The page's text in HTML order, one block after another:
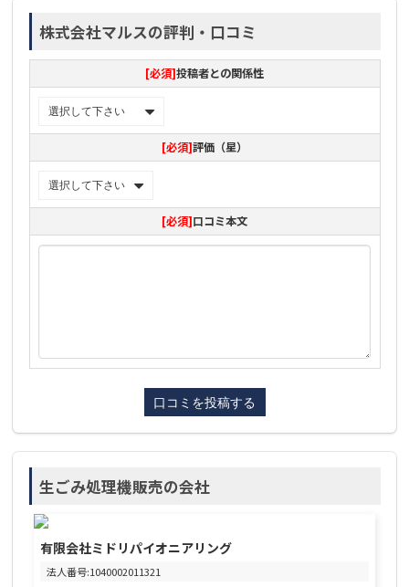
株式会社マルスの評判・口コミ
[必須]投稿者との関係性
[必須]評価（星）
[必須]口コミ本文
生ごみ処理機販売の会社
有限会社ミドリパイオニアリング
法人番号:1040002011321